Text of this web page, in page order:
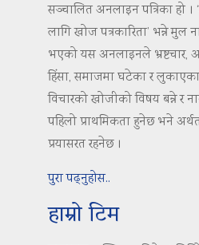
सञ्चालित अनलाइन पत्रिका हो
लागि खोज पत्रकारिता’ भन्ने मुल
भएको यस अनलाइनले भ्रष्टचार,
हिंसा, समाजमा घटेका र
विचारको खोजीको विषय बन्ने र
पहिलो प्राथमिकता हुनेछ भने
प्रयासरत रहनेछ ।
पुरा पढ्नुहोस..
हाम्रो टिम